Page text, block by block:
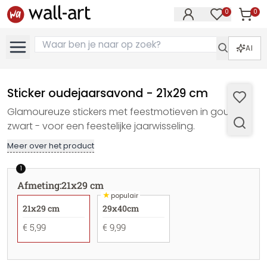
0 0
AI
Sticker oudejaarsavond - 21x29 cm
Glamoureuze stickers met feestmotieven in goud en
zwart - voor een feestelijke jaarwisseling.
Meer over het product
1
Afmeting:21x29 cm
21x29 cm
€ 5,99
★populair
29x40cm
€ 9,99